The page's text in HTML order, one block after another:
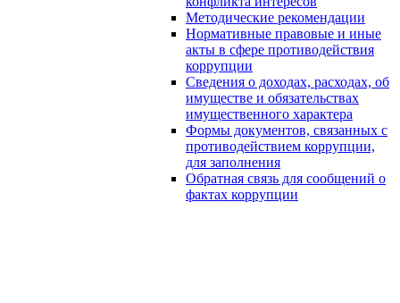
Методические рекомендации
Нормативные правовые и иные
акты в сфере противодействия
коррупции
Сведения о доходах, расходах, об
имуществе и обязательствах
имущественного характера
Формы документов, связанных с
противодействием коррупции,
для заполнения
Обратная связь для сообщений о
фактах коррупции